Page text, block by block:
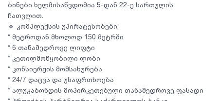
ბინები ხელმისაწვდომია 5-დან 22-ე სართულის
ჩათვლით.
🔹 კომპლექსის უპირატესობები:
* მეტროდან მხოლოდ 150 მეტრში
* 6 თანამედროვე ლიფტი
* კეთილმოწყობილი ლობი
* კონსიერჟის მომსახურება
* 24/7 დაცვა და უსაფრთხოება
* ალუკაბონდის მოპირკეთებული თანამედროვე ფასადი